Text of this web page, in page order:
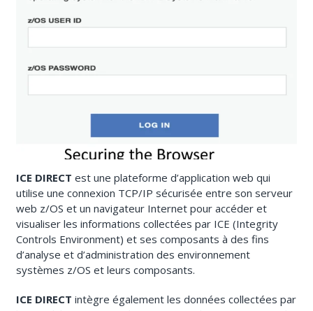
ICE DIRECT est une plateforme d’application web qui
utilise une connexion TCP/IP sécurisée entre son serveur
web z/OS et un navigateur Internet pour accéder et
visualiser les informations collectées par ICE (Integrity
Controls Environment) et ses composants à des fins
d’analyse et d’administration des environnement
systèmes z/OS et leurs composants.
ICE DIRECT intègre également les données collectées par